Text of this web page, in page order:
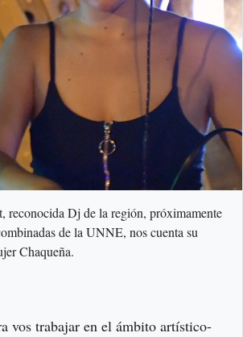
reconocida Dj de la región, próximamente
de la UNNE, nos cuenta su
Chaqueña.
vos trabajar en el ámbito artístico-